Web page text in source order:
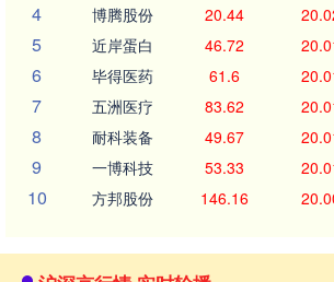
4 博腾股份 20.44
5 近岸蛋白 46.72
6 毕得医药 61.6
7 五洲医疗 83.62
8 耐科装备 49.67
9 一博科技 53.33
10 方邦股份 146.16